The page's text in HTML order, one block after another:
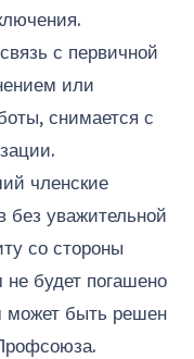
с первичной
или
снимается с
членские
без уважительной
со стороны
будет погашено
может быть решен